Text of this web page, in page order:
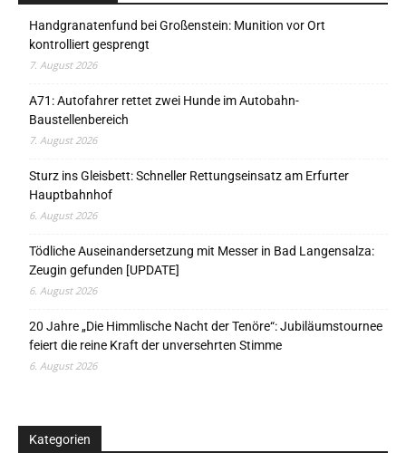
Handgranatenfund bei Großenstein: Munition vor Ort
kontrolliert gesprengt
7. August 2026
A71: Autofahrer rettet zwei Hunde im Autobahn-
Baustellenbereich
7. August 2026
Sturz ins Gleisbett: Schneller Rettungseinsatz am Erfurter
Hauptbahnhof
6. August 2026
Tödliche Auseinandersetzung mit Messer in Bad Langensalza:
Zeugin gefunden [UPDATE]
6. August 2026
20 Jahre „Die Himmlische Nacht der Tenöre“: Jubiläumstournee
feiert die reine Kraft der unversehrten Stimme
6. August 2026
Kategorien